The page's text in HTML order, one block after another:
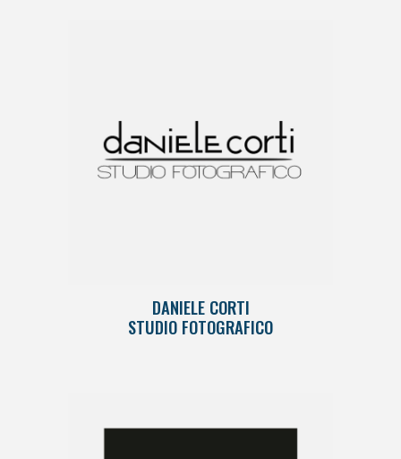
DANIELE CORTI
STUDIO FOTOGRAFICO